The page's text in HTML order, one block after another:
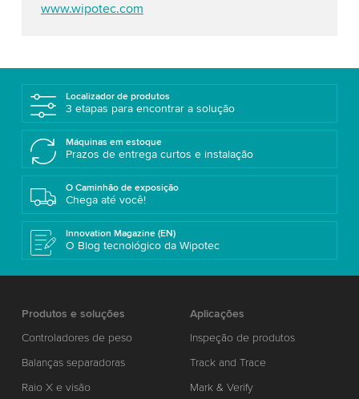
www.wipotec.com
Localizador de produtos
3 etapas para encontrar a solução
Máquinas em estoque
Prazos de entrega curtos e instalação
O Caminhão de exposição
Chega até você!
Innovation Magazine (EN)
O Blog tecnológico da Wipotec
Produtos e soluções
Controladores de peso
Balanças separadoras
Raio X e visão
Aplicações
Inspeção de produtos
Track and Trace
Mark & Verify